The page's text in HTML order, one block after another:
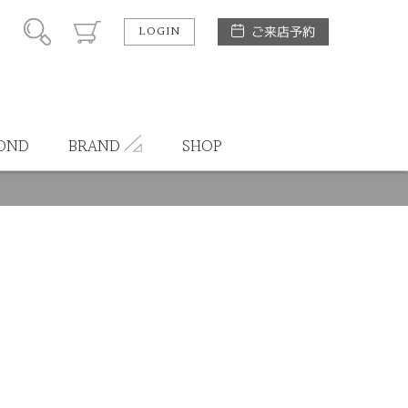
LOGIN ご来店予約
BRAND SHOP